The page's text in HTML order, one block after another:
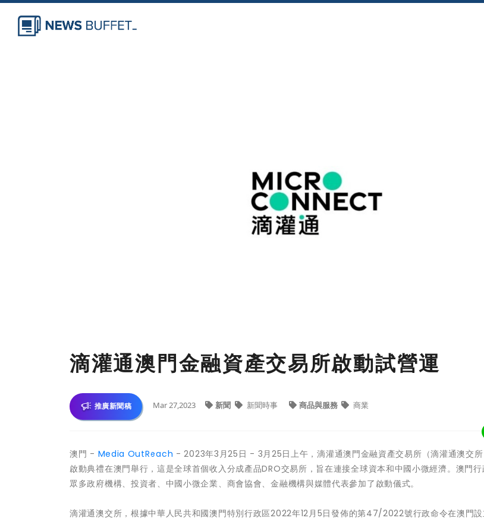
滴灌通澳門金融資產交易所啟動試營運
推廣新聞稿 Mar 27,2023 新聞 新聞時事 商品與服務 商業
澳門 - Media OutReach - 2023年3月25日 - 3月25日上午，滴灌通澳門金融資產交易所（滴灌通澳交所
啟動典禮在澳門舉行，這是全球首個收入分成產品DRO交易所，旨在連接全球資本和中國小微經濟。澳門
眾多政府機構、投資者、中國小微企業、商會協會、金融機構與媒體代表參加了啟動儀式。
滴灌通澳交所，根據中華人民共和國澳門特別行政區2022年12月5日發佈的第47/2022號行政命令在澳門